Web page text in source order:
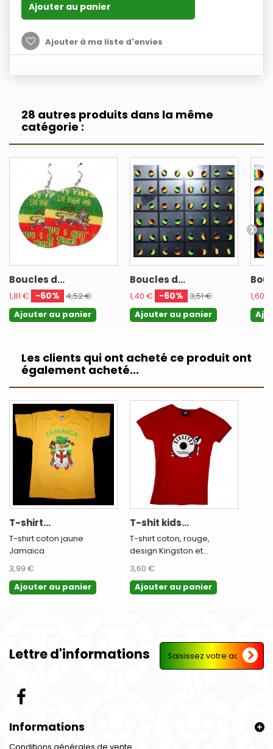
Ajouter au panier
Ajouter à ma liste d'envies
28 autres produits dans la même
catégorie :
Boucles d...
1,81 € -60% 4,52 €
Ajouter au panier
Boucles d...
1,40 € -60% 3,51 €
Ajouter au panier
1,60 €
Les clients qui ont acheté ce produit ont
également acheté...
T-shirt...
T-shirt coton jaune
Jamaica
3,99 €
Ajouter au panier
T-shit kids...
T-shirt coton, rouge,
design Kingston et...
3,60 €
Ajouter au panier
Lettre d'informations
Informations